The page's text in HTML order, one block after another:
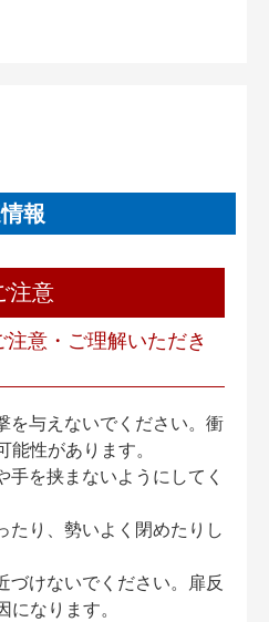
報
注意
意・ご理解いただき
を与えないでください。衝
性があります。
を挟まないようにしてく
り、勢いよく閉めたりし
けないでください。扉反
になります。